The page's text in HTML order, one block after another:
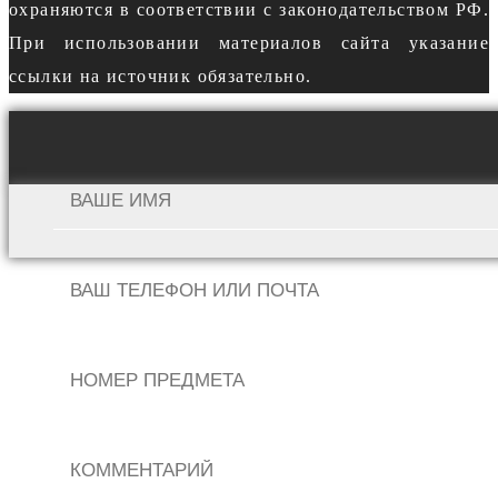
охраняются в соответствии с законодательством РФ.
При использовании материалов сайта указание
ссылки на источник обязательно.